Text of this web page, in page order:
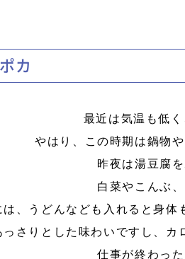
カ
最近は気温も低
やはり、この時期は鍋物
昨夜は湯豆腐
白菜やこんぶ
は、うどんなども入れると身体
っさりとした味わいですし、カ
仕事が終わっ